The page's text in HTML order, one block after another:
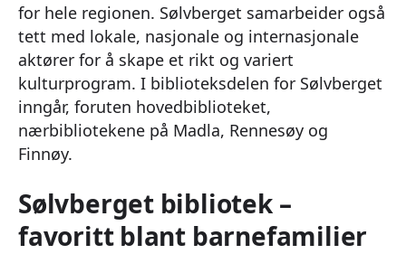
for hele regionen. Sølvberget samarbeider også
tett med lokale, nasjonale og internasjonale
aktører for å skape et rikt og variert
kulturprogram. I biblioteksdelen for Sølvberget
inngår, foruten hovedbiblioteket,
nærbibliotekene på Madla, Rennesøy og
Finnøy.
Sølvberget bibliotek –
favoritt blant barnefamilier